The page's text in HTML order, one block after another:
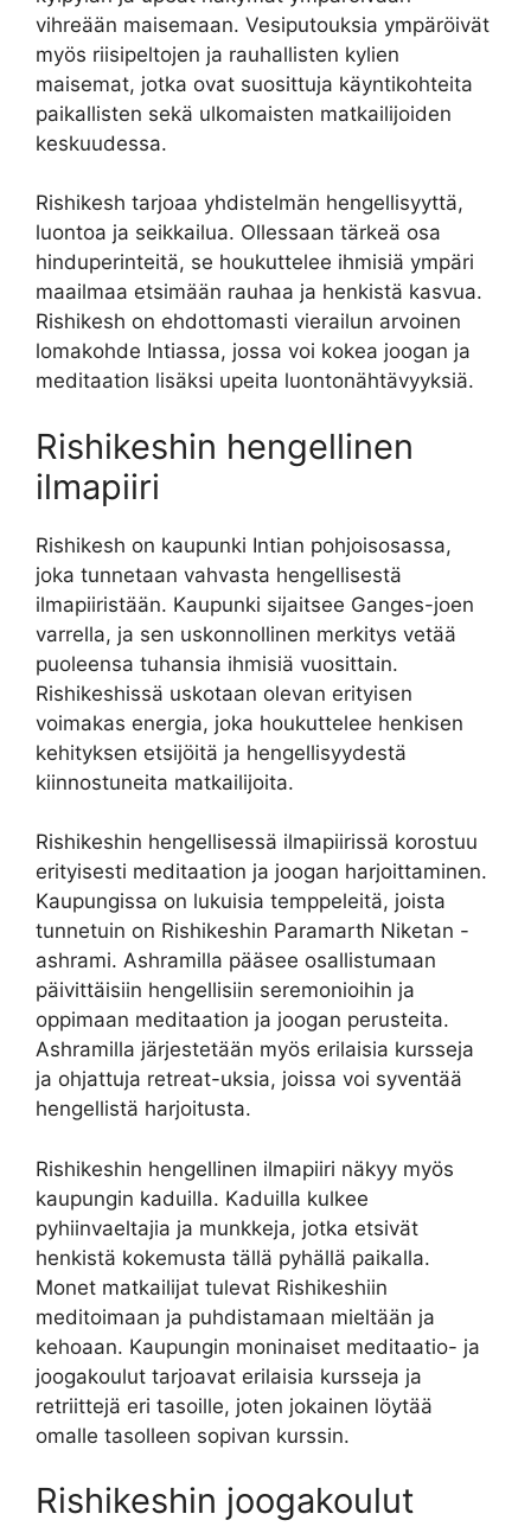
vihreään maisemaan. Vesiputouksia ympäröivät
myös riisipeltojen ja rauhallisten kylien
maisemat, jotka ovat suosittuja käyntikohteita
paikallisten sekä ulkomaisten matkailijoiden
keskuudessa.
Rishikesh tarjoaa yhdistelmän hengellisyyttä,
luontoa ja seikkailua. Ollessaan tärkeä osa
hinduperinteitä, se houkuttelee ihmisiä ympäri
maailmaa etsimään rauhaa ja henkistä kasvua.
Rishikesh on ehdottomasti vierailun arvoinen
lomakohde Intiassa, jossa voi kokea joogan ja
meditaation lisäksi upeita luontonähtävyyksiä.
Rishikeshin hengellinen
ilmapiiri
Rishikesh on kaupunki Intian pohjoisosassa,
joka tunnetaan vahvasta hengellisestä
ilmapiiristään. Kaupunki sijaitsee Ganges-joen
varrella, ja sen uskonnollinen merkitys vetää
puoleensa tuhansia ihmisiä vuosittain.
Rishikeshissä uskotaan olevan erityisen
voimakas energia, joka houkuttelee henkisen
kehityksen etsijöitä ja hengellisyydestä
kiinnostuneita matkailijoita.
Rishikeshin hengellisessä ilmapiirissä korostuu
erityisesti meditaation ja joogan harjoittaminen.
Kaupungissa on lukuisia temppeleitä, joista
tunnetuin on Rishikeshin Paramarth Niketan -
ashrami. Ashramilla pääsee osallistumaan
päivittäisiin hengellisiin seremonioihin ja
oppimaan meditaation ja joogan perusteita.
Ashramilla järjestetään myös erilaisia kursseja
ja ohjattuja retreat-uksia, joissa voi syventää
hengellistä harjoitusta.
Rishikeshin hengellinen ilmapiiri näkyy myös
kaupungin kaduilla. Kaduilla kulkee
pyhiinvaeltajia ja munkkeja, jotka etsivät
henkistä kokemusta tällä pyhällä paikalla.
Monet matkailijat tulevat Rishikeshiin
meditoimaan ja puhdistamaan mieltään ja
kehoaan. Kaupungin moninaiset meditaatio- ja
joogakoulut tarjoavat erilaisia kursseja ja
retriittejä eri tasoille, joten jokainen löytää
omalle tasolleen sopivan kurssin.
Rishikeshin joogakoulut